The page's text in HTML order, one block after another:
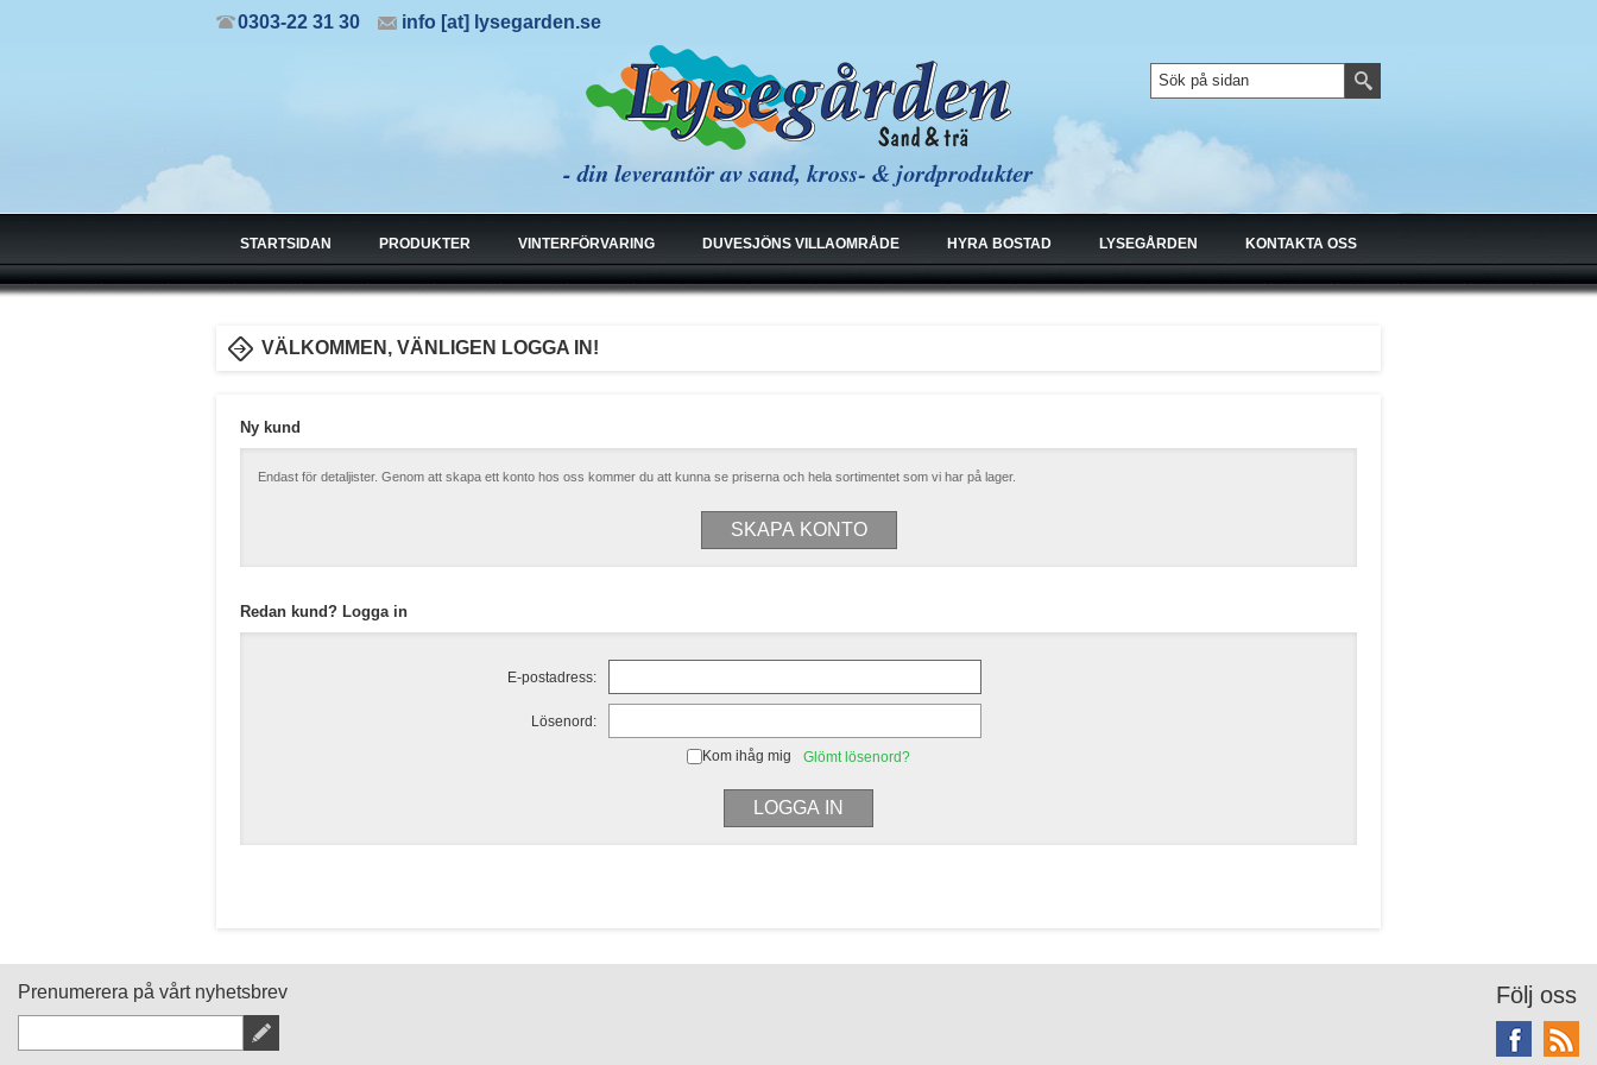
0303-22 31 30 info [at] lysegarden.se
STARTSIDAN PRODUKTER VINTERFÖRVARING DUVESJÖNS VILLAOMRÅDE HYRA BOSTAD LYSEGÅRDEN KONTAKTA OSS
VÄLKOMMEN, VÄNLIGEN LOGGA IN!
Ny kund
Endast för detaljister. Genom att skapa ett konto hos oss kommer du att kunna se priserna och hela sortimentet som vi har på lager.
Redan kund? Logga in
E-postadress:
Lösenord:
Kom ihåg mig Glömt lösenord?
Följ oss
Prenumerera på vårt nyhetsbrev